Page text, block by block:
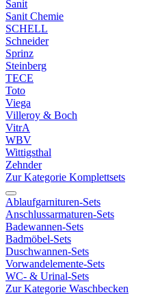
Sanit
Sanit Chemie
SCHELL
Schneider
Sprinz
Steinberg
TECE
Toto
Viega
Villeroy & Boch
VitrA
WBV
Wittigsthal
Zehnder
Zur Kategorie Komplettsets
Ablaufgarnituren-Sets
Anschlussarmaturen-Sets
Badewannen-Sets
Badmöbel-Sets
Duschwannen-Sets
Vorwandelemente-Sets
WC- & Urinal-Sets
Zur Kategorie Waschbecken